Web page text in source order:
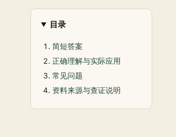
目录
简短答案
正确理解与实际应用
常见问题
资料来源与查证说明